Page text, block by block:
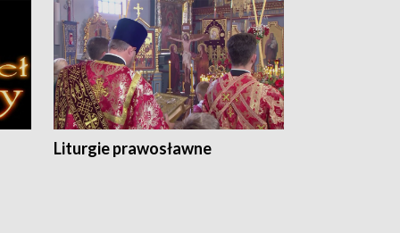
Liturgie prawosławne